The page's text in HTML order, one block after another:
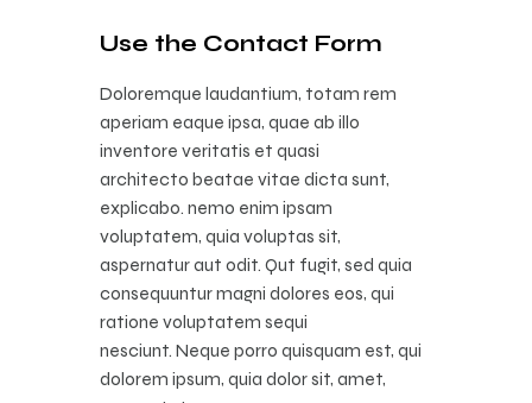
Use the Contact Form
Doloremque laudantium, totam rem
aperiam eaque ipsa, quae ab illo
inventore veritatis et quasi
architecto beatae vitae dicta sunt,
explicabo. nemo enim ipsam
voluptatem, quia voluptas sit,
aspernatur aut odit. Qut fugit, sed quia
consequuntur magni dolores eos, qui
ratione voluptatem sequi
nesciunt. Neque porro quisquam est, qui
dolorem ipsum, quia dolor sit, amet,